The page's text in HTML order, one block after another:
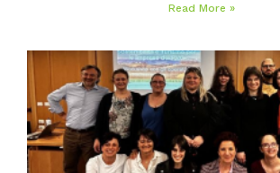
Read More »